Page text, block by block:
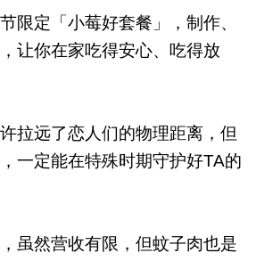
限定「小莓好套餐」，制作、
让你在家吃得安心、吃得放
拉远了恋人们的物理距离，但
一定能在特殊时期守护好TA的
虽然营收有限，但蚊子肉也是